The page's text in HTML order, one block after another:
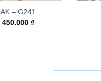
AK – G241
450.000 ₫